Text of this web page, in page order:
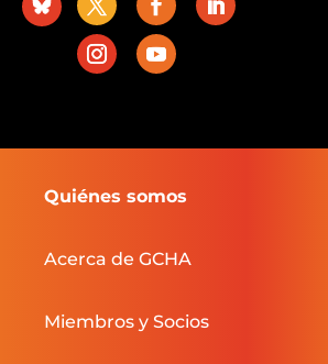
Quiénes somos
Acerca de GCHA
Miembros y Socios